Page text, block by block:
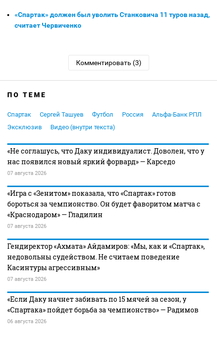
«Спартак» должен был уволить Станковича 11 туров назад,
считает Червиченко
Комментировать (3)
ПО ТЕМЕ
Спартак Сергей Ташуев Футбол Россия
Альфа-Банк РПЛ
Эксклюзив
Видео (внутри текста)
«Не соглашусь, что Даку индивидуалист. Доволен, что у
нас появился новый яркий форвард» — Карседо
07 августа 2026
«Игра с «Зенитом» показала, что «Спартак» готов
бороться за чемпионство. Он будет фаворитом матча с
«Краснодаром» — Гладилин
07 августа 2026
Гендиректор «Ахмата» Айдамиров: «Мы, как и «Спартак»,
недовольны судейством. Не считаем поведение
Касинтуры агрессивным»
07 августа 2026
«Если Даку начнет забивать по 15 мячей за сезон, у
«Спартака» пойдет борьба за чемпионство» — Радимов
06 августа 2026